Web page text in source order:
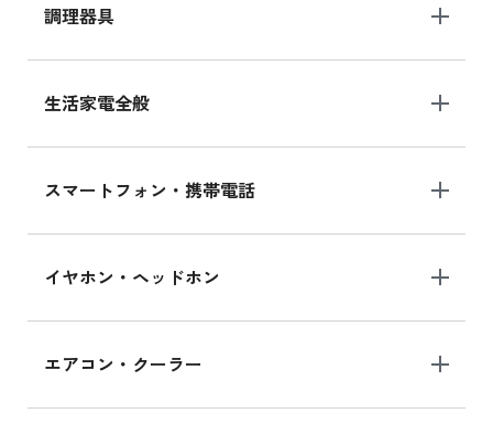
調理器具
生活家電全般
スマートフォン・携帯電話
イヤホン・ヘッドホン
エアコン・クーラー